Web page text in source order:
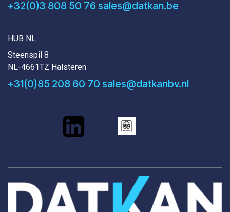
+32(0)3 808 50 76 sales@datkan.be
HUB NL
Steenspil 8
NL-4661TZ Halsteren
+31(0)85 208 60 70 sales@datkanbv.nl